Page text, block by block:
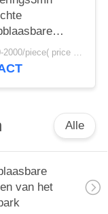
voor
USD1630-2000/piece( price just for reference, detailed prices need to be confirmed) MOQ:1PC
Alle
van het